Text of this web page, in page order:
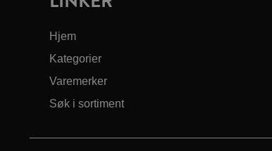
Hjem
Kategorier
Varemerker
Søk i sortiment